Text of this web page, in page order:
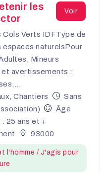
Voir
les
Cols Verts IDFType de
espaces naturelsPour
Mineurs
avertissements :
Chantiers
Sans
Âge
25 ans et +
93000
l'homme / J'agis pour